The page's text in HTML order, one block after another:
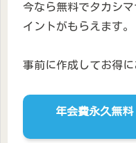
今なら無料でタカシ
イントがもらえます。
事前に作成してお得に
年会費永久無